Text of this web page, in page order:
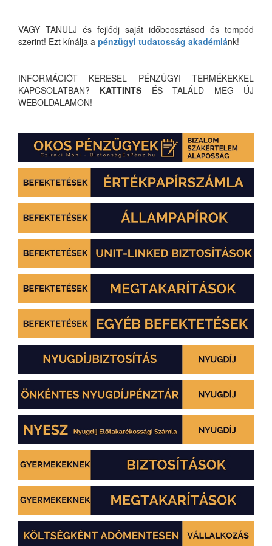
VAGY TANULJ és fejlődj saját időbeosztásod és tempód
szerint! Ezt kínálja a pénzügyi tudatosság akadémiánk!
INFORMÁCIÓT KERESEL PÉNZÜGYI TERMÉKEKKEL
KAPCSOLATBAN? KATTINTS ÉS TALÁLD MEG ÚJ
WEBOLDALAMON!